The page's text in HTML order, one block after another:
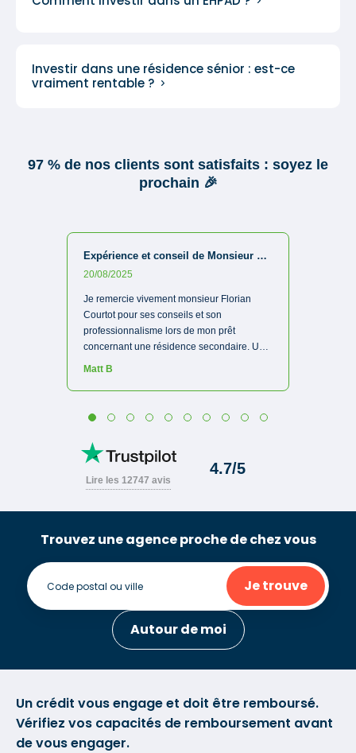
Investir dans une résidence sénior : est-ce
vraiment rentable ?
Trouvez une agence proche de chez vous
Je trouve
Autour de moi
Un crédit vous engage et doit être remboursé.
Vérifiez vos capacités de remboursement avant
de vous engager.